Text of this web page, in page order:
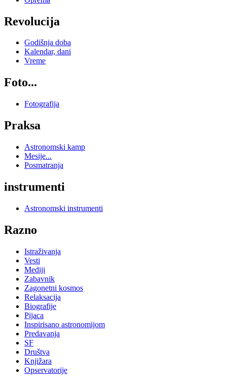
Revolucija
Godišnja doba
Kalendar, dani
Vreme
Foto...
Fotografija
Praksa
Astronomski kamp
Mesije...
Posmatranja
instrumenti
Astronomski instrumenti
Razno
Istraživanja
Vesti
Mediji
Zabavnik
Zagonetni kosmos
Relaksacija
Biografije
Pijaca
Inspirisano astronomijom
Predavanja
SF
Društva
Knjižara
Opservatorije